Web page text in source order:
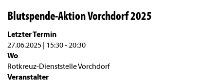
Blutspende-Aktion Vorchdorf 2025
Letzter Termin
27.06.2025 | 15:30-20:30
Wo
Rotkreuz-Dienststelle Vorchdorf
Veranstalter